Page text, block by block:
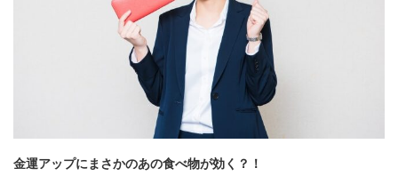
金運アップにまさかのあの食べ物が効く？！